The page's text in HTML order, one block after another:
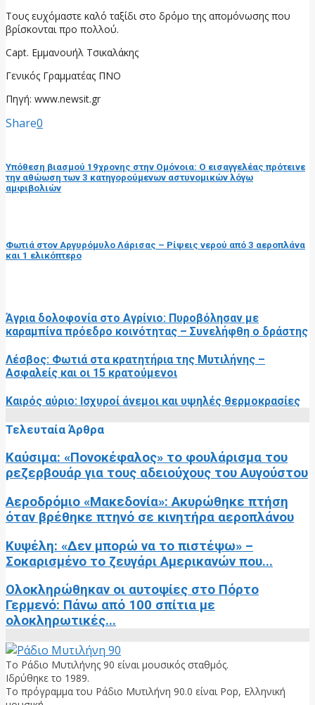
Τους ευχόμαστε καλό ταξίδι στο δρόμο της απομόνωσης που
βρίσκονται προ πολλού.
Capt. Εμμανουήλ Τσικαλάκης
Γενικός Γραμματέας ΠΝΟ
Πηγή: www.newsit.gr
Share0
Υπόθεση βιασμού 19χρονης στην Ομόνοια: Ο εισαγγελέας πρότεινε
την αθώωση των 3 κατηγορούμενων αστυνομικών λόγω
αμφιβολιών
Φωτιά στον Αργυρόμυλο Λάρισας – Ρίψεις νερού από 3 αεροπλάνα
και 1 ελικόπτερο
Άγρια δολοφονία στο Αγρίνιο: Πυροβόλησαν με
καραμπίνα πρόεδρο κοινότητας – Συνελήφθη ο δράστης
Λέσβος: Φωτιά στα κρατητήρια της Μυτιλήνης –
Ασφαλείς και οι 15 κρατούμενοι
Καιρός αύριο: Ισχυροί άνεμοι και υψηλές θερμοκρασίες
Τελευταία Άρθρα
Καύσιμα: «Πονοκέφαλος» το φουλάρισμα του
ρεζερβουάρ για τους αδειούχους του Αυγούστου
Αεροδρόμιο «Μακεδονία»: Ακυρώθηκε πτήση
όταν βρέθηκε πτηνό σε κινητήρα αεροπλάνου
Κυψέλη: «Δεν μπορώ να το πιστέψω» –
Σοκαρισμένο το ζευγάρι Αμερικανών που...
Ολοκληρώθηκαν οι αυτοψίες στο Πόρτο
Γερμενό: Πάνω από 100 σπίτια με
ολοκληρωτικές...
Το Ράδιο Μυτιλήνης 90 είναι μουσικός σταθμός.
Ιδρύθηκε το 1989.
Το πρόγραμμα του Ράδιο Μυτιλήνη 90.0 είναι Pop, Ελληνική